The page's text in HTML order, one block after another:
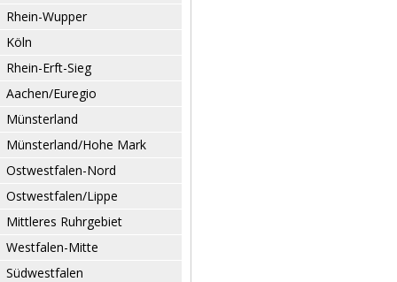
Rhein-Wupper
Köln
Rhein-Erft-Sieg
Aachen/Euregio
Münsterland
Münsterland/Hohe Mark
Ostwestfalen-Nord
Ostwestfalen/Lippe
Mittleres Ruhrgebiet
Westfalen-Mitte
Südwestfalen